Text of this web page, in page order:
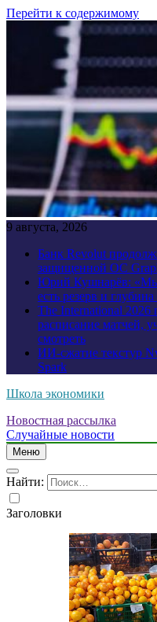
Перейти к содержимому
9 августа, 2026
Банк Revolut
защищенной ОС
Юрий Кушнарёв: «Мы
есть резерв и глубина
The International 2026
расписание матчей,
смотреть
ИИ-сжатие текстур
Spark
Школа экономики
Новостная рассылка
Случайные новости
Меню
Найти:
Заголовки